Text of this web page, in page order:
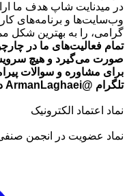
در میدنایت شاپ هدف ما
وب‌سایت‌ها و برنامه‌های
گرامی، را به بهترین شکل
تمام فعالیت‌های ما در
صورت می‌گیرد و هیچ
برای مشاوره و سوالات
تلگرام @ArmanLaghaei در ارتباط باشید.
نماد اعتماد الکترونیک
نماد عضویت در انجمن